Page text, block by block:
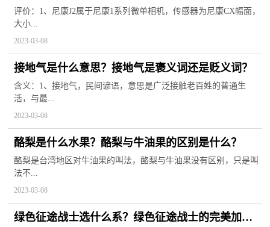
上？
评价：1、尼康J2属于尼康1系列微单相机，传感器为尼康CX幅面，
大小...
2023-03-08
接地气是什么意思？接地气是褒义词还是贬义词？
含义：1、接地气，民间谚语，意思是广泛接触老百姓的普通生
活，与最...
2023-03-08
酪梨是什么水果？酪梨与牛油果的区别是什么？
酪梨是台湾地区对牛油果的叫法，酪梨与牛油果没有区别，只是叫
法不...
2023-03-08
绿色征途战士选什么系？绿色征途战士的完美加点